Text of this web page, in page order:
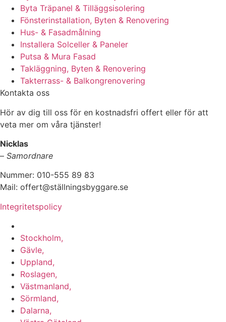
Byta Träpanel & Tilläggsisolering
Fönsterinstallation, Byten & Renovering
Hus- & Fasadmålning
Installera Solceller & Paneler
Putsa & Mura Fasad
Takläggning, Byten & Renovering
Takterrass- & Balkongrenovering
Kontakta oss
Hör av dig till oss för en kostnadsfri offert eller för att
veta mer om våra tjänster!
Nicklas
– Samordnare
Nummer: 010-555 89 83
Mail: offert@ställningsbyggare.se
Integritetspolicy
Stockholm,
Gävle,
Uppland,
Roslagen,
Västmanland,
Sörmland,
Dalarna,